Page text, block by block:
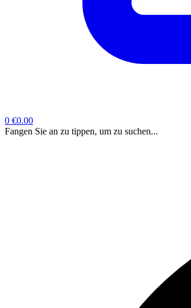
0 €0.00
Fangen Sie an zu tippen, um zu suchen...